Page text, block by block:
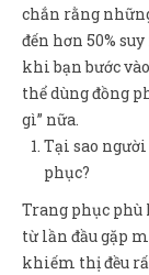
chắn rằng
đến hơn 50%
khi bạn bước
thể dùng đồng
gì” nữa.
Tại sao
phục?
Trang phục phù
từ lần đầu gặp
khiếm thị đều